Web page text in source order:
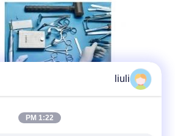
liuli
1:22 PM